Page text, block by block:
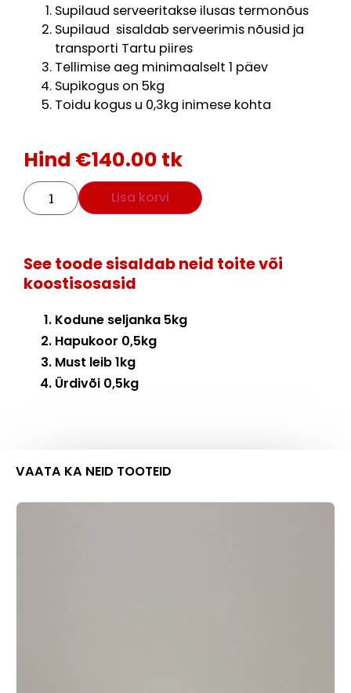
Supilaud serveeritakse ilusas termonõus
Supilaud sisaldab serveerimis nõusid ja
transporti Tartu piires
Tellimise aeg minimaalselt 1 päev
Supikogus on 5kg
Toidu kogus u 0,3kg inimese kohta
Hind €140.00 tk
Lisa korvi
See toode sisaldab neid toite või
koostisosasid
Kodune seljanka 5kg
Hapukoor 0,5kg
Must leib 1kg
Ürdivõi 0,5kg
VAATA KA NEID TOOTEID